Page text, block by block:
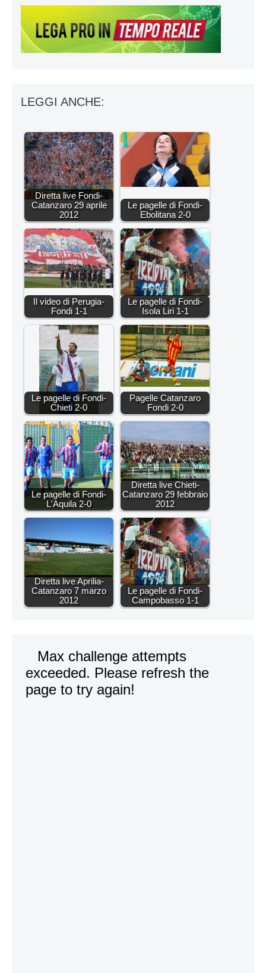
LEGGI ANCHE:
Diretta live Fondi-
Catanzaro 29 aprile
2012
Le pagelle di Fondi-
Ebolitana 2-0
Il video di Perugia-
Fondi 1-1
Le pagelle di Fondi-
Isola Liri 1-1
Le pagelle di Fondi-
Chieti 2-0
Pagelle Catanzaro
Fondi 2-0
Le pagelle di Fondi-
L'Aquila 2-0
Diretta live Chieti-
Catanzaro 29 febbraio
2012
Diretta live Aprilia-
Catanzaro 7 marzo
2012
Le pagelle di Fondi-
Campobasso 1-1